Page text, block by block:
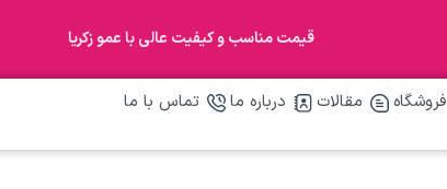
قیمت مناسب و کیفیت عالی با عمو زکریا
فروشگاه مقالات درباره ما تماس با ما